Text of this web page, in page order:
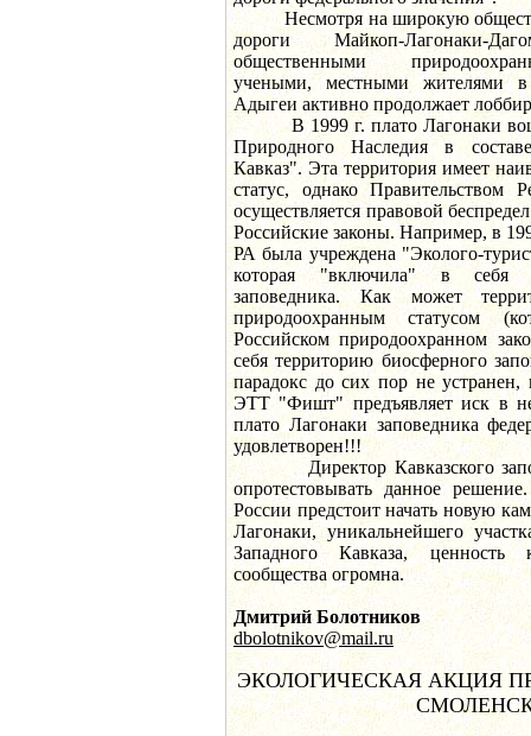
Несмотря на широкую
дороги Майкоп-Лагонаки-
общественными
учеными, местными жителями в
Адыгеи активно продолжает
В 1999 г. плато Лагонаки
Природного Наследия в
Кавказ". Эта территория имеет
статус, однако Правительством
осуществляется правовой
Российские законы. Например, в
РА была учреждена "Эколого-
которая "включила" в себя
заповедника. Как может
природоохранным статусом
Российском природоохранном
себя территорию биосферного
парадокс до сих пор не устранен,
ЭТТ "Фишт" предъявляет иск в
плато Лагонаки заповедника
удовлетворен!!!
Директор Кавказского
опротестовывать данное
России предстоит начать новую
Лагонаки, уникальнейшего
Западного Кавказа, ценность
сообщества огромна.
Дмитрий Болотников
dbolotnikov@mail.ru
ЭКОЛОГИЧЕСКАЯ АКЦИЯ